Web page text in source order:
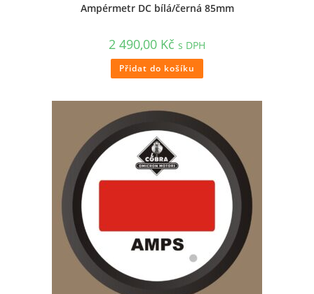
Ampérmetr DC bílá/černá 85mm
2 490,00 Kč s DPH
Přidat do košíku